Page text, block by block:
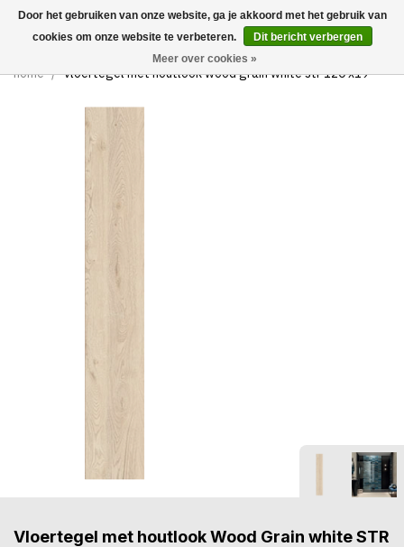
0
home / vloertegel met houtlook wood grain white str 120 x19
Vloertegel met houtlook Wood Grain white STR
Door het gebruiken van onze website, ga je akkoord met het gebruik van
cookies om onze website te verbeteren.
Dit bericht verbergen
Meer over cookies »